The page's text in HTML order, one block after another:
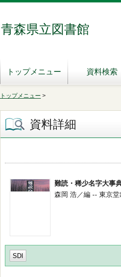
青森県立図書館
トップメニュー 資料検索
トップメニュー >
資料詳細
難読・稀少名字大事
森岡 浩／編 -- 東京
SDI